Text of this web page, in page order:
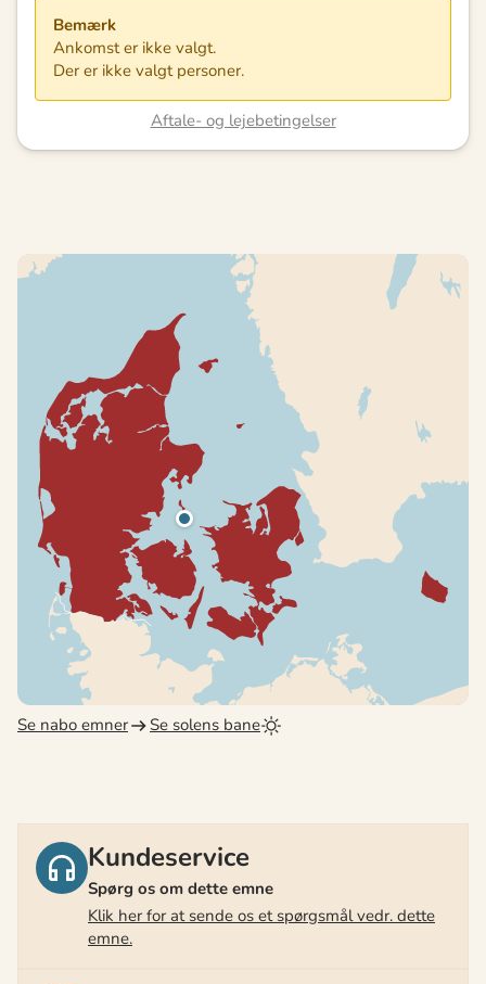
Bemærk
Ankomst er ikke valgt.
Der er ikke valgt personer.
Aftale- og lejebetingelser
Se nabo emner Se solens bane
Kundeservice
Spørg os om dette emne
Klik her for at sende os et spørgsmål vedr. dette
emne.